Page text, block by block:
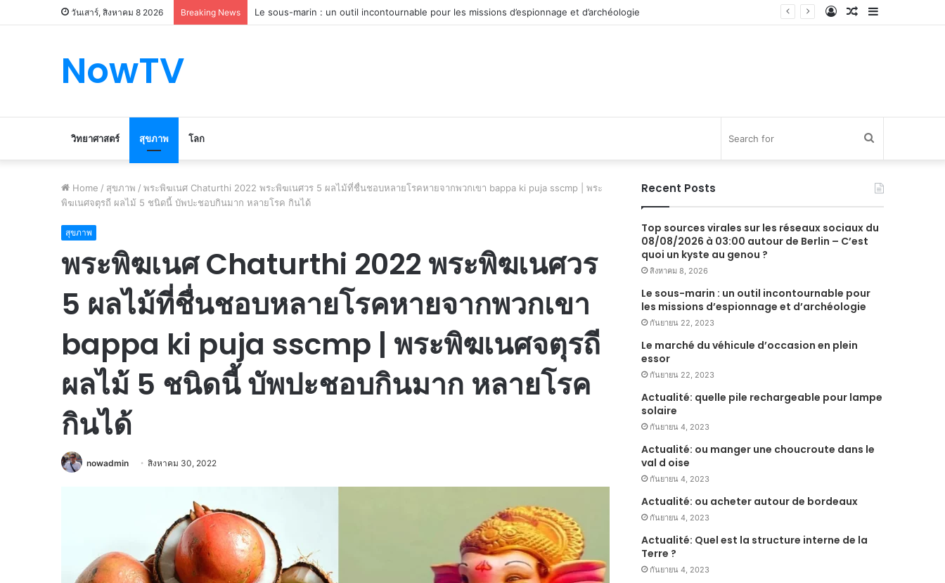
วันเสาร์, สิงหาคม 8 2026 Breaking News Le marché du véhicule d’occasion en plein essor Sidebar
Random
Log
NowTV
วิทยาศาสตร์ สุขภาพ โลก
for
Home / สุขภาพ / พระพิฆเนศ Chaturthi 2022 พระพิฆเนศวร 5 ผลไม้ที่ชื่นชอบหลายโรคหายจากพวกเขา bappa ki puja sscmp | พระ
พิฆเนศจตุรถี ผลไม้ 5 ชนิดนี้ บัพปะชอบกินมาก หลายโรค กินได้
สุขภาพ
พระพิฆเนศ Chaturthi 2022 พระพิฆเนศวร
5 ผลไม้ที่ชื่นชอบหลายโรคหายจากพวกเขา
bappa ki puja sscmp | พระพิฆเนศจตุรถี
ผลไม้ 5 ชนิดนี้ บัพปะชอบกินมาก หลายโรค
กินได้
nowadmin สิงหาคม 30, 2022
Recent Posts
Top sources virales sur les réseaux sociaux du
08/08/2026 à 03:00 autour de Berlin – C’est
quoi un kyste au genou ?
สิงหาคม 8, 2026
Le sous-marin : un outil incontournable pour
les missions d’espionnage et d’archéologie
กันยายน 22, 2023
Le marché du véhicule d’occasion en plein
essor
กันยายน 22, 2023
Actualité: quelle pile rechargeable pour lampe
solaire
กันยายน 4, 2023
Actualité: ou manger une choucroute dans le
val d oise
กันยายน 4, 2023
Actualité: ou acheter autour de bordeaux
กันยายน 4, 2023
Actualité: Quel est la structure interne de la
Terre ?
กันยายน 4, 2023